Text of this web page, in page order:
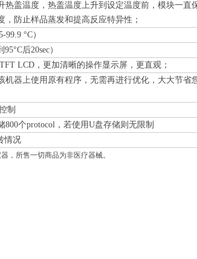
热盖温度，热盖温度上升到设定温度前，模块一直
，防止样品蒸发和提高反应特异性；
99.9 °C）
后20sec）
LCD，更加清晰的操作显示屏，更直观；
机器上使用原有程序，无需再进行优化，大大节省
制
800个protocol，若使用U盘存储则无限制
情况
，所售一切商品为非医疗器械。